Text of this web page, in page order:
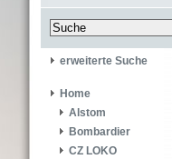
erweiterte Suche
Home
Alstom
Bombardier
CZ LOKO